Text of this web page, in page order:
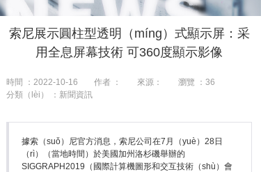
產（
工程
索尼展示圓柱型透明（míng）式顯示屏：采
用全息屏幕技術 可360度顯示影像
時間 ：2022-10-16 作者 ： 來源： 瀏覽 ：36
分類（lèi） ：新聞資訊
據索（suǒ）尼官方消息，索尼公司在7月（yuè）28日
（rì）（當地時間）於美國加州洛杉磯舉辦的
SIGGRAPH2019（國際計算機圖形和交互技術（shù）會